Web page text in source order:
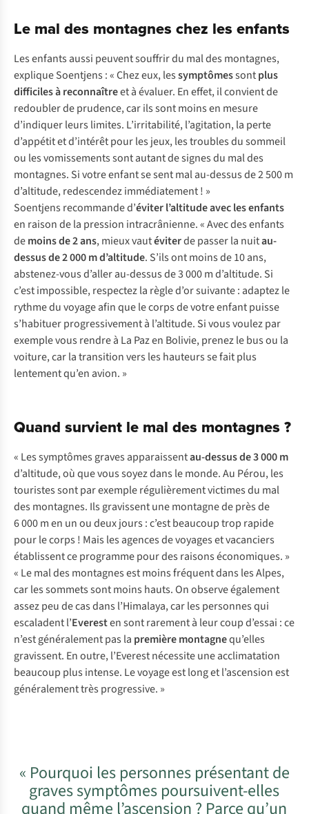
Le mal des montagnes chez les enfants
Les enfants aussi peuvent souffrir du mal des montagnes,
explique Soentjens : « Chez eux, lessymptômessontplus
difficiles à reconnaîtreet à évaluer. En effet, il convient de
redoubler de prudence, car ils sont moins en mesure
d’indiquer leurs limites. L’irritabilité, l’agitation, la perte
d’appétit et d’intérêt pour les jeux, les troubles du sommeil
ou les vomissements sont autant de signes du mal des
montagnes. Si votre enfant se sent mal au-dessus de 2 500 m
d’altitude, redescendez immédiatement ! »
Soentjens recommande d’éviter l’altitude avec les enfants
en raison de la pression intracrânienne. « Avec des enfants
demoins de 2 ans, mieux vautéviterde passer la nuitau-
dessus de 2 000 m d’altitude. S’ils ont moins de 10 ans,
abstenez-vous d’aller au-dessus de 3 000 m d’altitude. Si
c’est impossible, respectez la règle d’or suivante : adaptez le
rythme du voyage afin que le corps de votre enfant puisse
s’habituer progressivement à l’altitude. Si vous voulez par
exemple vous rendre à La Paz en Bolivie, prenez le bus ou la
voiture, car la transition vers les hauteurs se fait plus
lentement qu’en avion. »
Quand survient le mal des montagnes ?
« Les symptômes graves apparaissentau-dessus de 3 000 m
d’altitude, où que vous soyez dans le monde. Au Pérou, les
touristes sont par exemple régulièrement victimes du mal
des montagnes. Ils gravissent une montagne de près de
6 000 m en un ou deux jours : c’est beaucoup trop rapide
pour le corps ! Mais les agences de voyages et vacanciers
établissent ce programme pour des raisons économiques. »
« Le mal des montagnes est moins fréquent dans les Alpes,
car les sommets sont moins hauts. On observe également
assez peu de cas dans l’Himalaya, car les personnes qui
escaladent l’Everesten sont rarement à leur coup d’essai : ce
n’est généralement pas la première montagnequ’elles
gravissent. En outre, l’Everest nécessite une acclimatation
beaucoup plus intense. Le voyage est long et l’ascension est
généralement très progressive. »
« Pourquoi les personnes présentant de
graves symptômes poursuivent-elles
quand même l’ascension ? Parce qu’un